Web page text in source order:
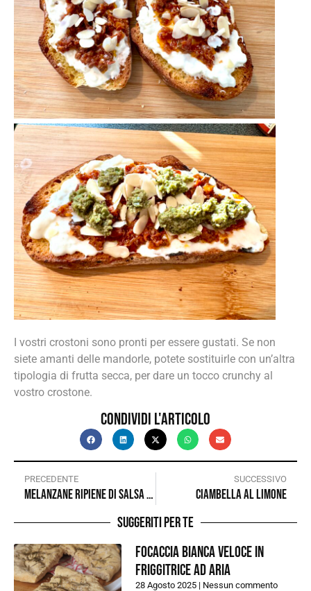
I vostri crostoni sono pronti per essere gustati. Se non
siete amanti delle mandorle, potete sostituirle con un’altra
tipologia di frutta secca, per dare un tocco crunchy al
vostro crostone.
Condividi l'articolo
PRECEDENTE
Melanzane ripiene di salsa al tonno
SUCCESSIVO
Ciambella al limone
Suggeriti per te
Focaccia bianca veloce in
friggitrice ad aria
28 Agosto 2025 Nessun commento